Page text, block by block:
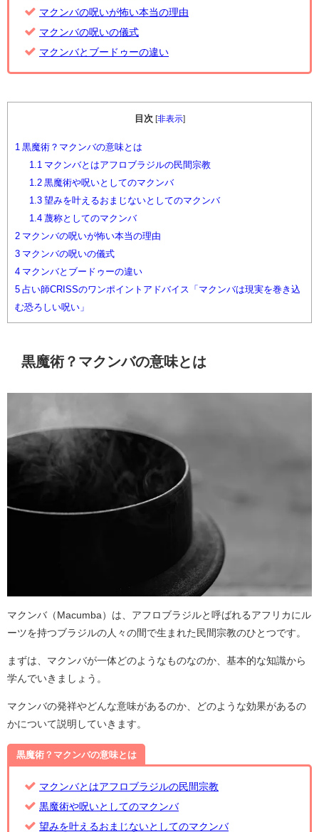
マクンバの呪いが怖い本当の理由
マクンバの呪いの儀式
マクンバとブードゥーの違い
目次 非表示]
1 黒魔術？マクンバの意味とは
1.1 マクンバとはアフロブラジルの民間宗教
1.2黒魔術や呪いとしてのマクンバ
1.3望みを叶えるおまじないとしてのマクンバ
1.4蔑称としてのマクンバ
2 マクンバの呪いが怖い本当の理由
3 マクンバの呪いの儀式
4 マクンバとブードゥーの違い
5 占い師CRISSのワンポイントアドバイス「マクンバは現実を巻き込
む恐ろしい呪い」
黒魔術？マクンバの意味とは
マクンバ（Macumba）は、アフロブラジルと呼ばれるアフリカにル
ーツを持つブラジルの人々の間で生まれた民間宗教のひとつです。
まずは、マクンバが一体どのようなものなのか、基本的な知識から
学んでいきましょう。
マクンバの発祥やどんな意味があるのか、どのような効果があるの
かについて説明していきます。
黒魔術？マクンバの意味とは
マクンバとはアフロブラジルの民間宗教
黒魔術や呪いとしてのマクンバ
望みを叶えるおまじないとしてのマクンバ